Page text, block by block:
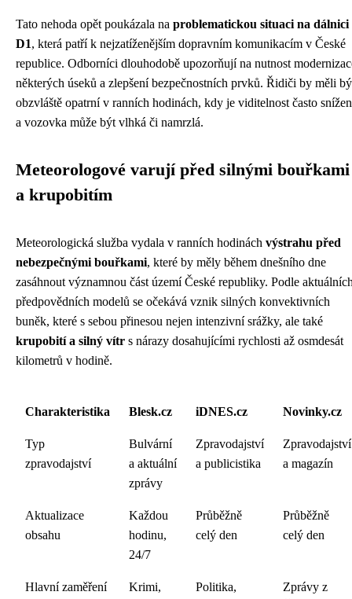
Tato nehoda opět poukázala na problematickou situaci na dálnici
D1, která patří k nejzatíženějším dopravním komunikacím v České
republice. Odborníci dlouhodobě upozorňují na nutnost
některých úseků a zlepšení bezpečnostních prvků. Řidiči by měli
obzvláště opatrní v ranních hodinách, kdy je viditelnost často
a vozovka může být vlhká či namrzlá.
Meteorologové varují před silnými bouřkami
a krupobitím
Meteorologická služba vydala v ranních hodinách výstrahu před
nebezpečnými bouřkami, které by měly během dnešního dne
zasáhnout významnou část území České republiky. Podle
předpovědních modelů se očekává vznik silných konvektivních
buněk, které s sebou přinesou nejen intenzivní srážky, ale také
krupobití a silný vítr s nárazy dosahujícími rychlosti až osmdesát
kilometrů v hodině.
Charakteristika Blesk.cz iDNES.cz Novinky.cz
Typ
zpravodajství
Bulvární
a aktuální
zprávy
Zpravodajství
a publicistika
Zpravodajství
a magazín
Aktualizace
obsahu
Každou
hodinu,
24/7
Průběžně
celý den
Průběžně
celý den
Hlavní zaměření
Krimi,
Politika,
Zprávy z